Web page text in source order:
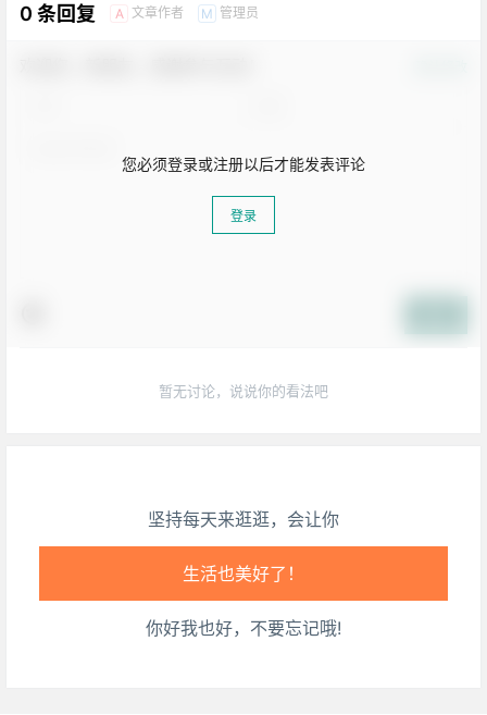
0 条回复 A 文章作者 M 管理员
您必须登录或注册以后才能发表评论
登录
暂无讨论，说说你的看法吧
坚持每天来逛逛，会让你
生活也美好了！
心情也舒畅了！
你好我也好，不要忘记哦!